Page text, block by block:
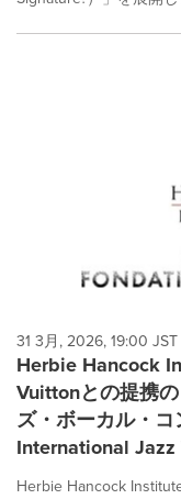
31 3月, 2026, 19:00 JST
Herbie Hancock
Vuittonとの提携
ズ・ボーカル・
International
Herbie Hancock